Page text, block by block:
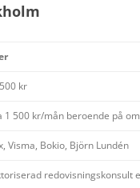
kr
1 500 kr/mån beroende på
Visma, Bokio, Björn Lundén
redovisningskonsult